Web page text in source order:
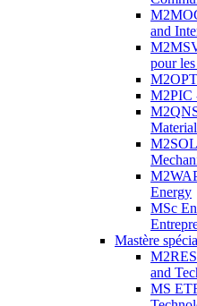
and
pour
M2PIC
Energy
MSc
Mastère
and
MS